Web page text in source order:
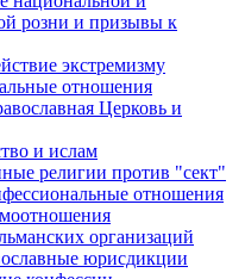
розни и призывы к
экстремизму
отношения
Церковь и
и ислам
религии против "сект"
отношения
организаций
юрисдикции